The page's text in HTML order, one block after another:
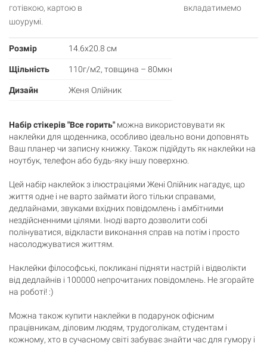
готівкою, картою в
шоурумі.
вкладатимемо
Розмір 14.6х20.8 см
Щільність 110г/м2, товщина – 80мкн
Дизайн Женя Олійник
Набір стікерів "Все горить" можна використовувати як
наклейки для щоденника, особливо ідеально вони доповнять
Ваш планер чи записну книжку. Також підійдуть як наклейки на
ноутбук, телефон або будь-яку іншу поверхню.
Цей набір наклейок з ілюстраціями Жені Олійник нагадує, що
життя одне і не варто займати його тільки справами,
дедлайнами, звуками вхідних повідомлень і амбітними
нездійсненними цілями. Іноді варто дозволити собі
полінуватися, відкласти виконання справ на потім і просто
насолоджуватися життям.
Наклейки філософські, покликані підняти настрій і відволікти
від дедлайнів і 100000 непрочитаних повідомлень. Не згорайте
на роботі! :)
Можна також купити наклейки в подарунок офісним
працівникам, діловим людям, трудоголікам, студентам і
кожному, хто в сучасному світі забуває знайти час для гумору і
Кошик0 товари
Кошик порожній